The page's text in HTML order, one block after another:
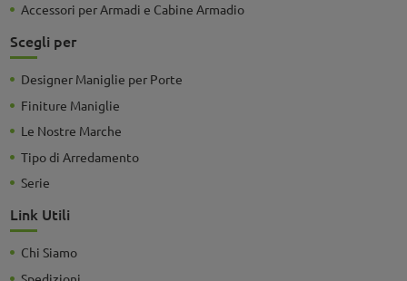
Accessori per Armadi e Cabine Armadio
Scegli per
Designer Maniglie per Porte
Finiture Maniglie
Le Nostre Marche
Tipo di Arredamento
Serie
Link Utili
Chi Siamo